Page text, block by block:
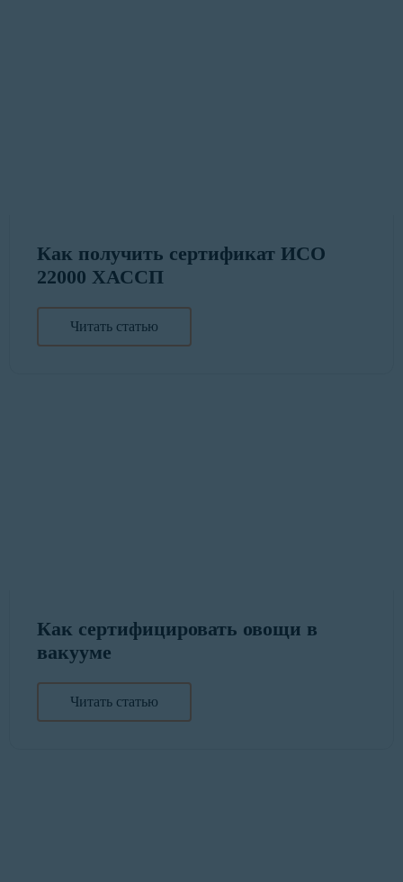
Как получить сертификат ИСО
22000 ХАССП
Читать статью
Как сертифицировать овощи в
вакууме
Читать статью